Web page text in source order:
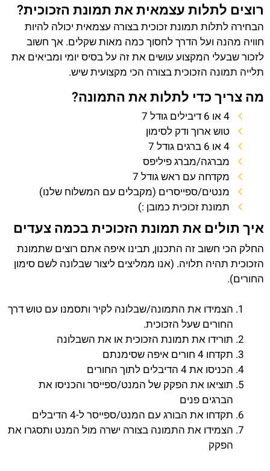
רוצים לתלות עצמאית את תמונת הזכוכית?
הבחירה לתלות תמונת זכוכית בצורה עצמאית יכולה להיות
חוויה מהנה ועל הדרך לחסוך כמה מאות שקלים. אך חשוב
לזכור שבעלי המקצוע עושים את זה על בסיס יומי ומביאים את
תלייה תמונה הזכוכית בצורה הכי מקצועית שיש.
מה צריך כדי לתלות את התמונה?
4 או 6 דיבילים גודל 7
טוש ארוך ודק לסימון
4 או 6 ברגים גודל 7
מברגה/מברג פיליפס
מקדחה עם ראש גודל 7
מנטים/ספייסרים (מקבלים עם המשלוח שלנו)
תמונת זכוכית כמובן :)
איך תולים את תמונת הזכוכית בכמה צעדים
החלק הכי חשוב זה התכנון, תבינו איפה אתם רוצים שתמונת
הזכוכית תהיה תלויה. (אנו ממליצים ליצור שבלונה לשם סימון
החורים).
הצמידו את התמונה/שבלונה לקיר ותסמנו עם טוש דרך
החורים שעל הזכוכית.
תורידו את תמונת הזכוכית או את השבלונה
תקדחו 4 חורים איפה שסימנתם
הכניסו את 4 הדיבלים לתוך החורים
תוציאו את הפקק של המנט/ספייסר והכניסו את
הברגים פנים
תקדחו את הבורג עם המנט/ספייסר ל-4 הדיבלים
הצמידו את התמונה בצורה ישרה מול המנט ותסגרו את
הפקק